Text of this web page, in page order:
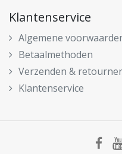
Klantenservice
Algemene
Betaalmethoden
Verzenden &
Klantenservice